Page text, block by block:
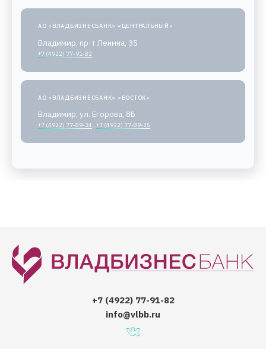
АО «ВЛАДБИЗНЕСБАНК» «ЦЕНТРАЛЬНЫЙ»
Владимир, пр-т Ленина, 35
+7 (4922) 77-91-82
АО «ВЛАДБИЗНЕСБАНК» «ВОСТОК»
Владимир, ул. Егорова, 8Б
+7 (4922) 77-89-34 , +7 (4922) 77-89-35
+7 (4922) 77-91-82
info@vlbb.ru